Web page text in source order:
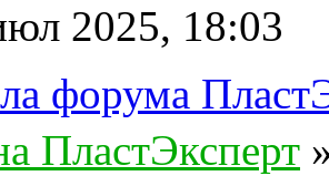
2025, 18:03
форума
ПластЭксперт